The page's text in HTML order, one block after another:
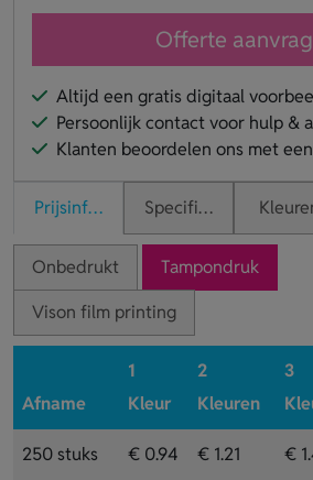
Offerte
Altijd een gratis digitaal
Persoonlijk contact voor hulp &
Klanten beoordelen ons met
PrijsinformatieSpecificaties
Onbedrukt
Tampondruk
Vison film printing
Afname
1
Kleur
2
Kleuren
3
250 stuks € 0.94 € 1.21 €